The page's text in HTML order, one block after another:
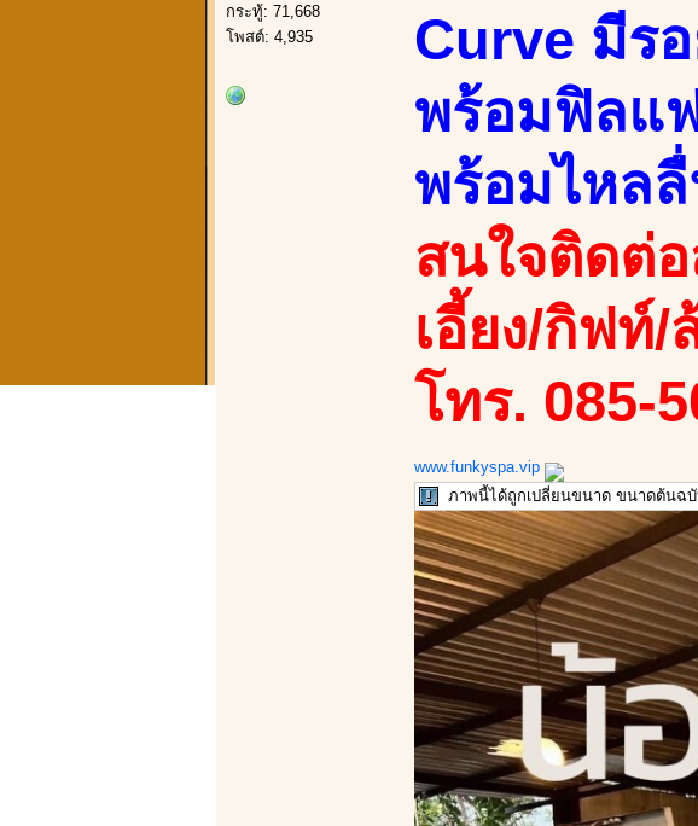
กระทู้: 71,668
โพสต์: 4,935
Curve มีร
พร้อมฟิลแ
พร้อมไหล
สนใจติดต่
เอี้ยง/กิฟท์/
โทร. 085-
www.funkyspa.vip
ภาพนี้ได้ถูกเปลี่ยนขนาด ขนาดต้นฉบั